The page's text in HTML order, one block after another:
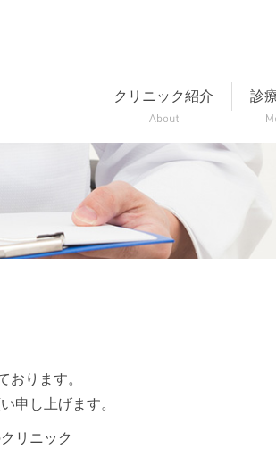
クリニック紹介 診
おります。
申し上げます。
リニック